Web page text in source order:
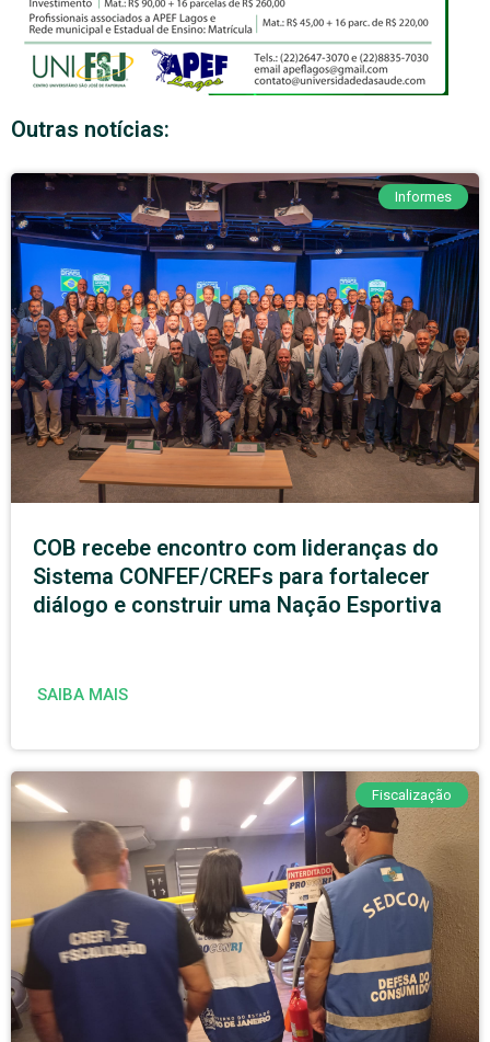
Outras notícias:
Informes
COB recebe encontro com lideranças do
Sistema CONFEF/CREFs para fortalecer
diálogo e construir uma Nação Esportiva
SAIBA MAIS
Fiscalização